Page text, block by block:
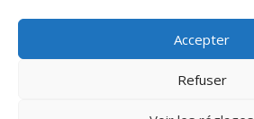
Accepter
Refuser